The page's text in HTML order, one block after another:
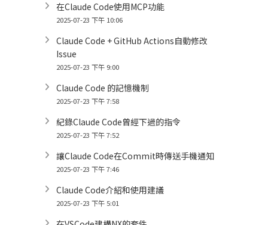
在Claude Code使用MCP功能
2025-07-23 下午 10:06
Claude Code + GitHub Actions自動修改
Issue
2025-07-23 下午 9:00
Claude Code 的記憶機制
2025-07-23 下午 7:58
紀錄Claude Code曾經下過的指令
2025-07-23 下午 7:52
讓Claude Code在Commit時傳送手機通知
2025-07-23 下午 7:46
Claude Code介紹和使用建議
2025-07-23 下午 5:01